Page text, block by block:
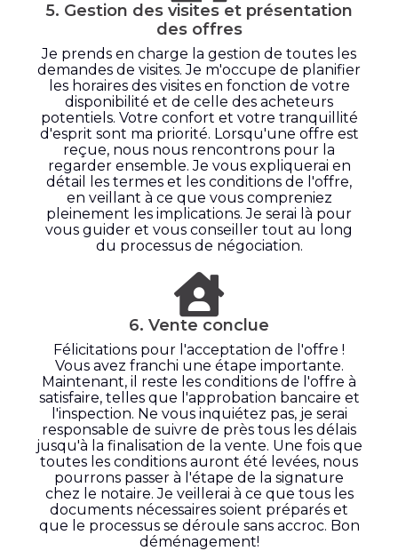
5. Gestion des visites et présentation
des offres
Je prends en charge la gestion de toutes les
demandes de visites. Je m'occupe de planifier
les horaires des visites en fonction de votre
disponibilité et de celle des acheteurs
potentiels. Votre confort et votre tranquillité
d'esprit sont ma priorité. Lorsqu'une offre est
reçue, nous nous rencontrons pour la
regarder ensemble. Je vous expliquerai en
détail les termes et les conditions de l'offre,
en veillant à ce que vous compreniez
pleinement les implications. Je serai là pour
vous guider et vous conseiller tout au long
du processus de négociation.
6. Vente conclue
Félicitations pour l'acceptation de l'offre !
Vous avez franchi une étape importante.
Maintenant, il reste les conditions de l'offre à
satisfaire, telles que l'approbation bancaire et
l'inspection. Ne vous inquiétez pas, je serai
responsable de suivre de près tous les délais
jusqu'à la finalisation de la vente. Une fois que
toutes les conditions auront été levées, nous
pourrons passer à l'étape de la signature
chez le notaire. Je veillerai à ce que tous les
documents nécessaires soient préparés et
que le processus se déroule sans accroc. Bon
déménagement!